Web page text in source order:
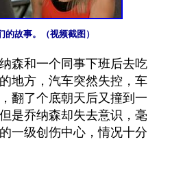
的故事。（视频截图）
森和一个同事下班后去吃
地方，汽车突然失控，车
翻了个底朝天后又撞到一
是乔纳森却失去意识，毫
一级创伤中心，情况十分